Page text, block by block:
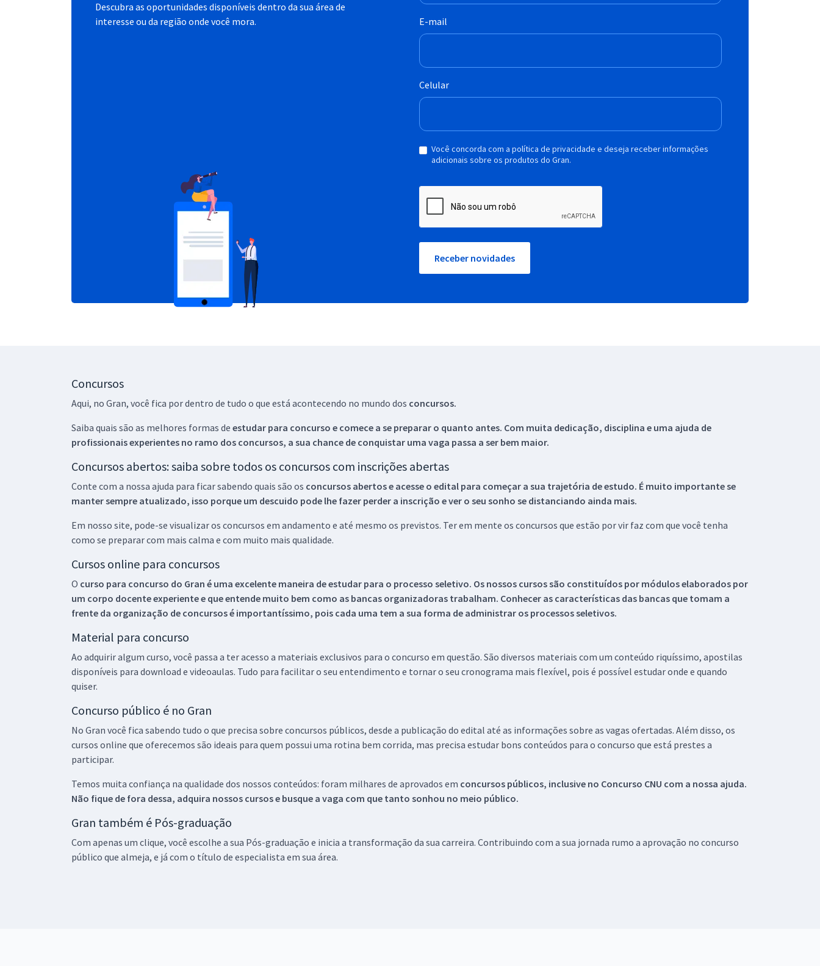
Descubra as oportunidades disponíveis dentro da sua área de
interesse ou da região onde você mora.
E-mail
Celular
Você concorda com a política de privacidade e deseja receber informações
adicionais sobre os produtos do Gran.
Receber novidades
Concursos
Aqui, no Gran, você fica por dentro de tudo o que está acontecendo no mundo dos concursos.
Saiba quais são as melhores formas de estudar para concurso e comece a se preparar o quanto antes. Com muita dedicação, disciplina e uma ajuda de
profissionais experientes no ramo dos concursos, a sua chance de conquistar uma vaga passa a ser bem maior.
Concursos abertos: saiba sobre todos os concursos com inscrições abertas
Conte com a nossa ajuda para ficar sabendo quais são os concursos abertos e acesse o edital para começar a sua trajetória de estudo. É muito importante se
manter sempre atualizado, isso porque um descuido pode lhe fazer perder a inscrição e ver o seu sonho se distanciando ainda mais.
Em nosso site, pode-se visualizar os concursos em andamento e até mesmo os previstos. Ter em mente os concursos que estão por vir faz com que você tenha
como se preparar com mais calma e com muito mais qualidade.
Cursos online para concursos
O curso para concurso do Gran é uma excelente maneira de estudar para o processo seletivo. Os nossos cursos são constituídos por módulos elaborados por
um corpo docente experiente e que entende muito bem como as bancas organizadoras trabalham. Conhecer as características das bancas que tomam a
frente da organização de concursos é importantíssimo, pois cada uma tem a sua forma de administrar os processos seletivos.
Material para concurso
Ao adquirir algum curso, você passa a ter acesso a materiais exclusivos para o concurso em questão. São diversos materiais com um conteúdo riquíssimo, apostilas
disponíveis para download e videoaulas. Tudo para facilitar o seu entendimento e tornar o seu cronograma mais flexível, pois é possível estudar onde e quando
quiser.
Concurso público é no Gran
No Gran você fica sabendo tudo o que precisa sobre concursos públicos, desde a publicação do edital até as informações sobre as vagas ofertadas. Além disso, os
cursos online que oferecemos são ideais para quem possui uma rotina bem corrida, mas precisa estudar bons conteúdos para o concurso que está prestes a
participar.
Temos muita confiança na qualidade dos nossos conteúdos: foram milhares de aprovados em concursos públicos, inclusive no Concurso CNU com a nossa ajuda.
Não fique de fora dessa, adquira nossos cursos e busque a vaga com que tanto sonhou no meio público.
Gran também é Pós-graduação
Com apenas um clique, você escolhe a sua Pós-graduação e inicia a transformação da sua carreira. Contribuindo com a sua jornada rumo a aprovação no concurso
público que almeja, e já com o título de especialista em sua área.